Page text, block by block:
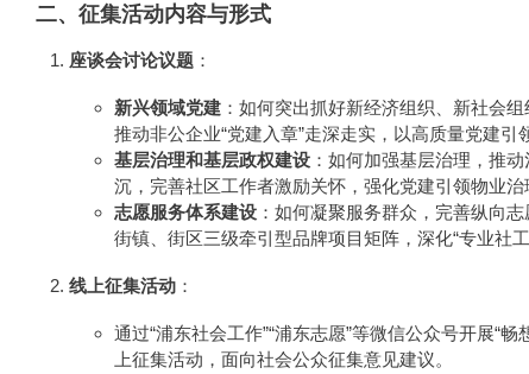
二、征集活动内容与形式
座谈会讨论议题 ：
新兴领域党建：如何突出抓好新经济组织、新社会组
推动非公企业“党建入章”走深走实，以高质量党建引
基层治理和基层政权建设：如何加强基层治理，推
沉，完善社区工作者激励关怀，强化党建引领物业治
志愿服务体系建设：如何凝聚服务群众，完善纵向志
街镇、街区三级牵引型品牌项目矩阵，深化“专业社工
线上征集活动 ：
通过“浦东社会工作”“浦东志愿”等微信公众号开展“
上征集活动，面向社会公众征集意见建议。